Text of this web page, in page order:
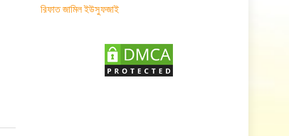
রিফাত জামিল ইউসুফজাই